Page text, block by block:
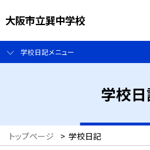
大阪市立巽中学校
学校日記メニュー
学校
トップページ > 学校日記